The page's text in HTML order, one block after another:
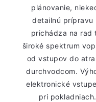
plánovanie,
detailnú
prichádza na rad
široké spektrum
od vstupov do
durchvodcom.
elektronické
pri